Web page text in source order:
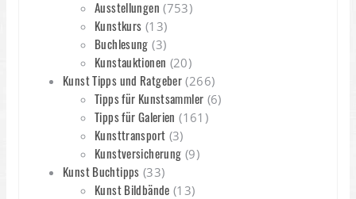
Ausstellungen (753)
Kunstkurs (13)
Buchlesung (3)
Kunstauktionen (20)
Kunst Tipps und Ratgeber (266)
Tipps für Kunstsammler (6)
Tipps für Galerien (161)
Kunsttransport (3)
Kunstversicherung (9)
Kunst Buchtipps (33)
Kunst Bildbände (13)